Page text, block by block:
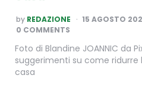
POSTED
BY
by REDAZIONE 15 AGOSTO
0 COMMENTS
Foto di Blandine JOANNIC da
suggerimenti su come
casa